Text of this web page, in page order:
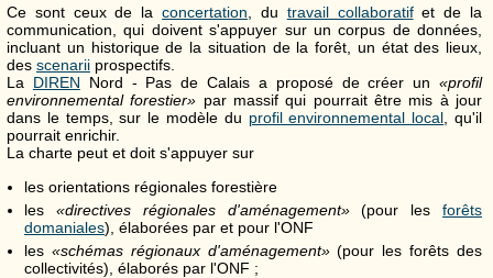
Ce sont ceux de laconcertation, du travail collaboratifet de la
communication, qui doivent s'appuyer sur un corpus de données,
incluant un historique de la situation de la forêt, un état des lieux,
des scenarii prospectifs.
La DIREN Nord - Pas de Calais a proposé de créer un«profil
environnemental forestier» par massif qui pourrait être mis à jour
dans le temps, sur le modèle du profil environnemental local, qu'il
pourrait enrichir.
La charte peut et doit s'appuyer sur
les orientations régionales forestière
les «directives régionales d'aménagement»(pour lesforêts
domaniales), élaborées par et pour l'ONF
les «schémas régionaux d'aménagement»(pour les forêts des
collectivités), élaborés par l'ONF ;